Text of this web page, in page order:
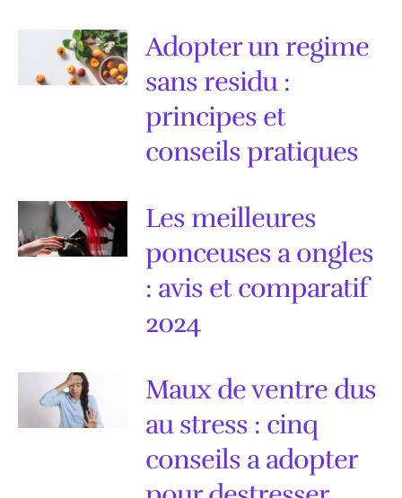
Adopter un regime
sans residu :
principes et
conseils pratiques
Les meilleures
ponceuses a ongles
: avis et comparatif
2024
Maux de ventre dus
au stress : cinq
conseils a adopter